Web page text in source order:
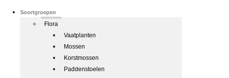
Soortgroepen
Flora
Vaatplanten
Mossen
Korstmossen
Paddenstoelen